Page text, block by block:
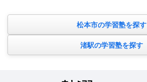
松本市の学習塾を探す
渚駅の学習塾を探す